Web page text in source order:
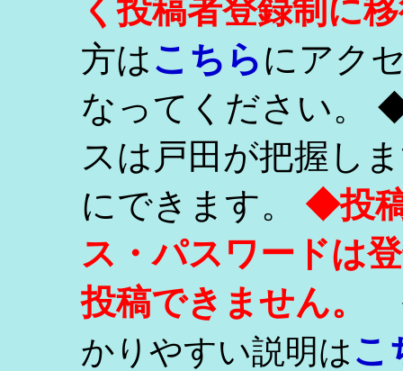
く投稿者登録制に
方はこちらにアク
なってください。
スは戸田が把握し
にできます。 ◆投
ス・パスワードは
投稿できません。
かりやすい説明はこ